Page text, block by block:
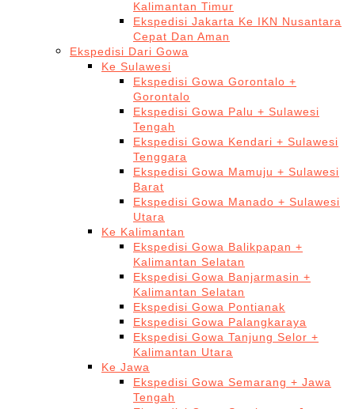
Kalimantan Timur
Ekspedisi Jakarta Ke IKN Nusantara
Cepat Dan Aman
Ekspedisi Dari Gowa
Ke Sulawesi
Ekspedisi Gowa Gorontalo +
Gorontalo
Ekspedisi Gowa Palu + Sulawesi
Tengah
Ekspedisi Gowa Kendari + Sulawesi
Tenggara
Ekspedisi Gowa Mamuju + Sulawesi
Barat
Ekspedisi Gowa Manado + Sulawesi
Utara
Ke Kalimantan
Ekspedisi Gowa Balikpapan +
Kalimantan Selatan
Ekspedisi Gowa Banjarmasin +
Kalimantan Selatan
Ekspedisi Gowa Pontianak
Ekspedisi Gowa Palangkaraya
Ekspedisi Gowa Tanjung Selor +
Kalimantan Utara
Ke Jawa
Ekspedisi Gowa Semarang + Jawa
Tengah